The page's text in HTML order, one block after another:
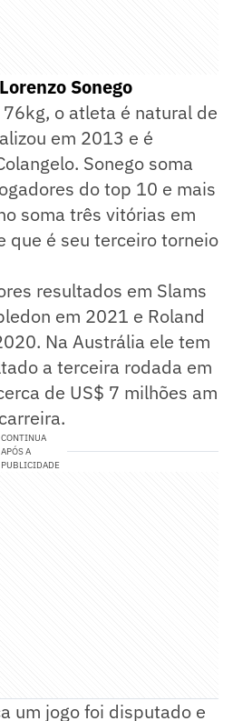
Sonego
o atleta é natural de
em 2013 e é
Sonego soma
do top 10 e mais
soma três vitórias em
que é seu terceiro torneio
resultados em Slams
em 2021 e Roland
Na Austrália ele tem
a terceira rodada em
de US$ 7 milhões am
CONTINUA
APÓS A
PUBLICIDADE
um jogo foi disputado e